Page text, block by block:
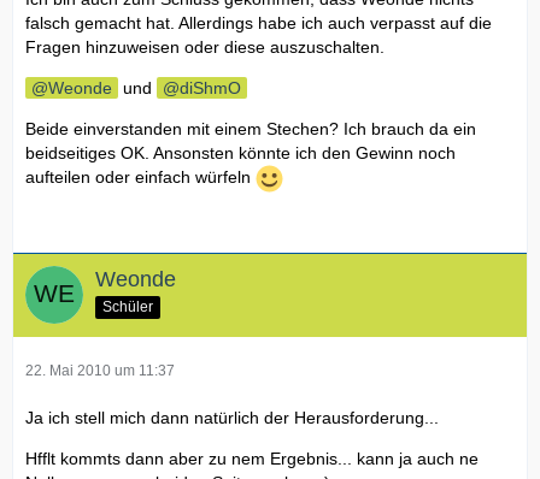
falsch gemacht hat. Allerdings habe ich auch verpasst auf die
Fragen hinzuweisen oder diese auszuschalten.
Weonde und diShmO
Beide einverstanden mit einem Stechen? Ich brauch da ein
beidseitiges OK. Ansonsten könnte ich den Gewinn noch
aufteilen oder einfach würfeln
Weonde
Schüler
22. Mai 2010 um 11:37
Ja ich stell mich dann natürlich der Herausforderung...
Hfflt kommts dann aber zu nem Ergebnis... kann ja auch ne